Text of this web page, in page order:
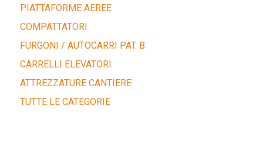
PIATTAFORME AEREE
COMPATTATORI
FURGONI / AUTOCARRI PAT. B
CARRELLI ELEVATORI
ATTREZZATURE CANTIERE
TUTTE LE CATEGORIE